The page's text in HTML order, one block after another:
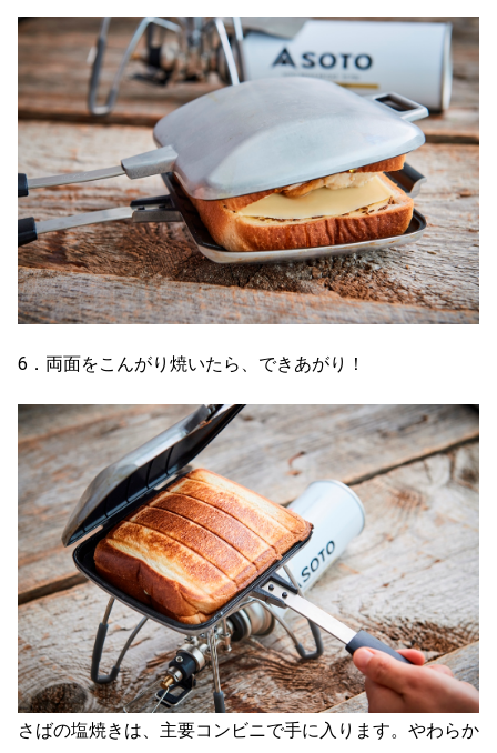
6．両面をこんがり焼いたら、できあがり！
さばの塩焼きは、主要コンビニで手に入ります。やわらか